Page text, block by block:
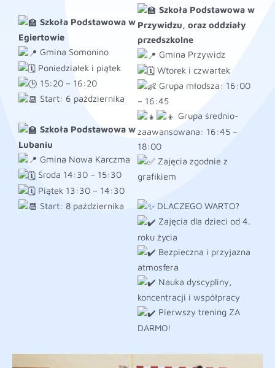
Szkoła Podstawowa w
Egiertowie
Gmina Somonino
Poniedziałek i piątek
15:20 – 16:20
Start: 6 października
Szkoła Podstawowa w
Lubaniu
Gmina Nowa Karczma
Środa 14:30 – 15:30
Piątek 13:30 – 14:30
Start: 8 października
Szkoła Podstawowa w
Przywidzu, oraz oddziały
przedszkolne
Gmina Przywidz
Wtorek i czwartek
Grupa młodsza: 16:00
– 16:45
Grupa średnio-
zaawansowana: 16:45 –
18:00
Zajęcia zgodnie z
grafikiem
DLACZEGO WARTO?
Zajęcia dla dzieci od 4.
roku życia
Bezpieczna i przyjazna
atmosfera
Nauka dyscypliny,
koncentracji i współpracy
Pierwszy trening ZA
DARMO!